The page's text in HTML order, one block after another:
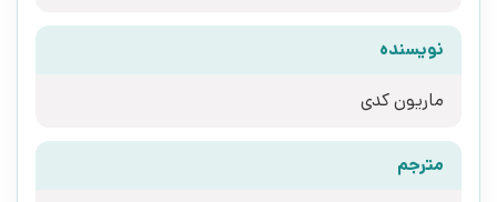
نویسنده
ماریون کدی
مترجم